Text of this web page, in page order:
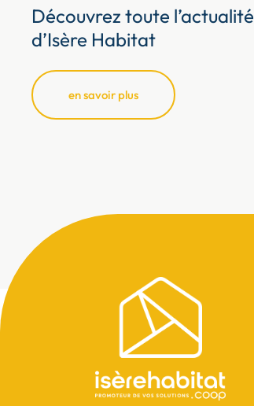
Découvrez toute l’actualité
d’Isère Habitat
en savoir plus
page